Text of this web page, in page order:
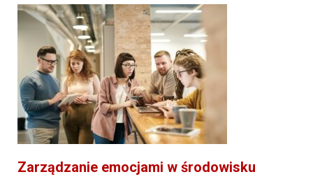
Zarządzanie emocjami w środowisku